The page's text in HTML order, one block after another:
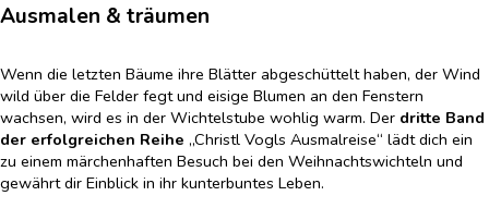
Ausmalen & träumen
Wenn die letzten Bäume ihre Blätter abgeschüttelt haben, der Wind
wild über die Felder fegt und eisige Blumen an den Fenstern
wachsen, wird es in der Wichtelstube wohlig warm. Der dritte Band
der erfolgreichen Reihe „Christl Vogls Ausmalreise“ lädt dich ein
zu einem märchenhaften Besuch bei den Weihnachtswichteln und
gewährt dir Einblick in ihr kunterbuntes Leben.